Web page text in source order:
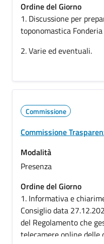
Ordine del Giorno
1. Discussione per
toponomastica
2. Varie ed eventuali.
Commissione
Commissione
Modalità
Presenza
Ordine del Giorno
1. Informativa e
Consiglio data
del Regolamento che
telecamere online delle